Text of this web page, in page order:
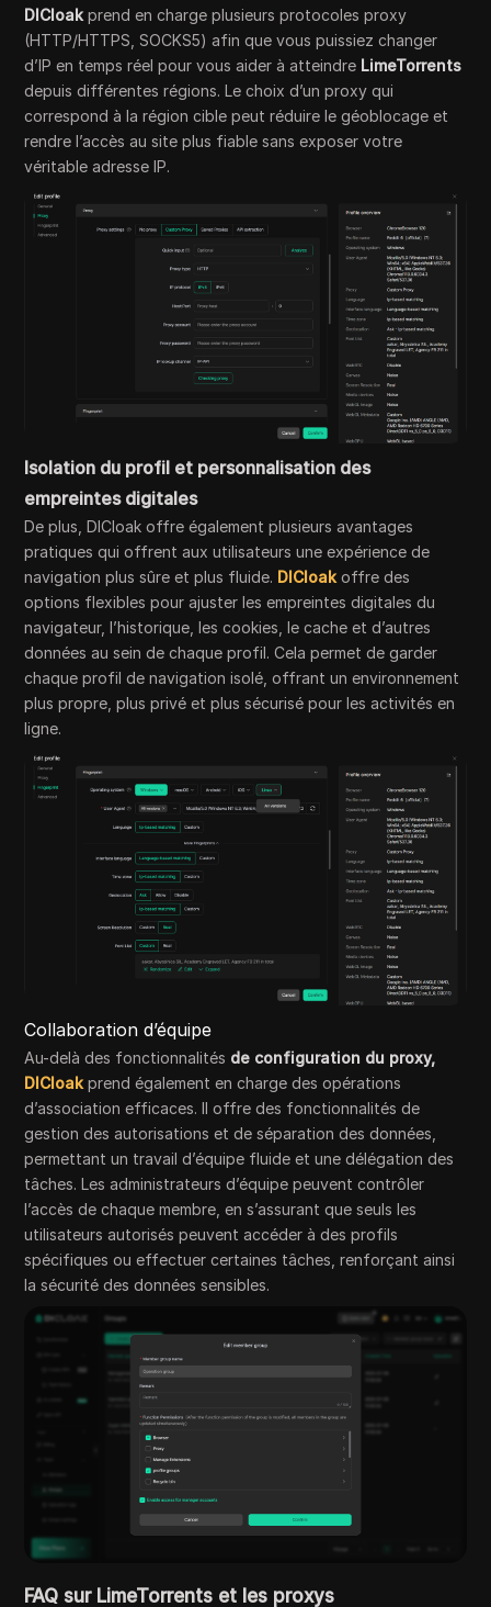
DICloak prend en charge plusieurs protocoles proxy
(HTTP/HTTPS, SOCKS5) afin que vous puissiez changer
d’IP en temps réel pour vous aider à atteindre LimeTorrents
depuis différentes régions. Le choix d’un proxy qui
correspond à la région cible peut réduire le géoblocage et
rendre l’accès au site plus fiable sans exposer votre
véritable adresse IP.
Isolation du profil et personnalisation des
empreintes digitales
De plus, DICloak offre également plusieurs avantages
pratiques qui offrent aux utilisateurs une expérience de
navigation plus sûre et plus fluide. DICloak offre des
options flexibles pour ajuster les empreintes digitales du
navigateur, l’historique, les cookies, le cache et d’autres
données au sein de chaque profil. Cela permet de garder
chaque profil de navigation isolé, offrant un environnement
plus propre, plus privé et plus sécurisé pour les activités en
ligne.
Collaboration d’équipe
Au-delà des fonctionnalités de configuration du proxy,
DICloak prend également en charge des opérations
d’association efficaces. Il offre des fonctionnalités de
gestion des autorisations et de séparation des données,
permettant un travail d’équipe fluide et une délégation des
tâches. Les administrateurs d’équipe peuvent contrôler
l’accès de chaque membre, en s’assurant que seuls les
utilisateurs autorisés peuvent accéder à des profils
spécifiques ou effectuer certaines tâches, renforçant ainsi
la sécurité des données sensibles.
FAQ sur LimeTorrents et les proxys